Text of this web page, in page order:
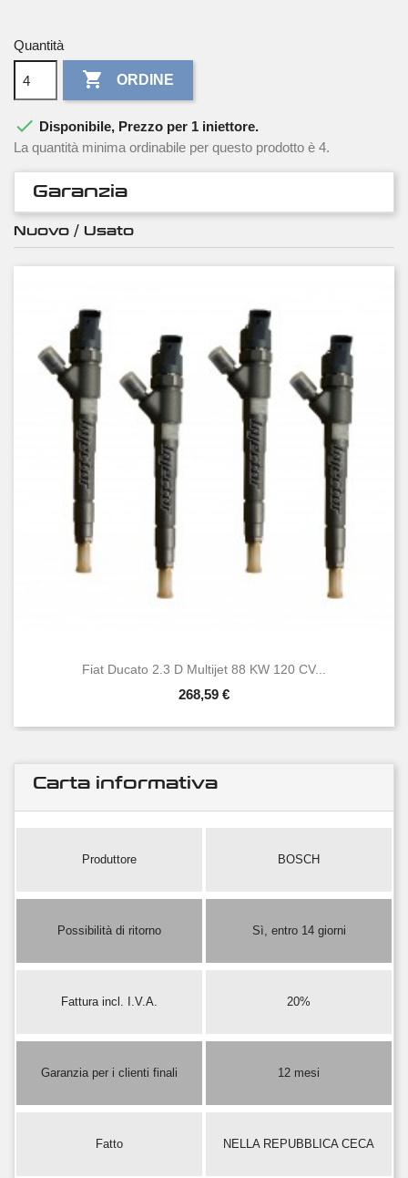
Quantità
 ORDINE
 Disponibile, Prezzo per 1 iniettore.
La quantità minima ordinabile per questo prodotto è 4.
Garanzia
Nuovo / Usato
Fiat Ducato 2.3 D Multijet 88 KW 120 CV...
268,59 €
Carta informativa
Produttore BOSCH
Possibilità di ritorno Sì, entro 14 giorni
Fattura incl. I.V.A. 20%
Garanzia per i clienti finali 12 mesi
Fatto NELLA REPUBBLICA CECA